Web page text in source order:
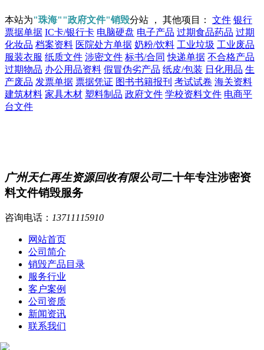
本站为"珠海""政府文件"销毁分站 ， 其他项目： 文件 银行
票据单据 IC卡/银行卡 电脑硬盘 电子产品 过期食品药品 过期
化妆品 档案资料 医院处方单据 奶粉/饮料 工业垃圾 工业废品
服装衣服 纸质文件 涉密文件 标书/合同 快递单据 不合格产品
过期物品 办公用品资料 假冒伪劣产品 纸皮/包装 日化用品 生
产废品 发票单据 票据凭证 图书书籍报刊 考试试卷 海关资料
建筑材料 家具木材 塑料制品 政府文件 学校资料文件 电商平
台文件
广州天仁再生资源回收有限公司二十年专注涉密资
料文件销毁服务
咨询电话： 13711115910
网站首页
公司简介
销毁产品目录
服务行业
客户案例
公司资质
新闻资讯
联系我们